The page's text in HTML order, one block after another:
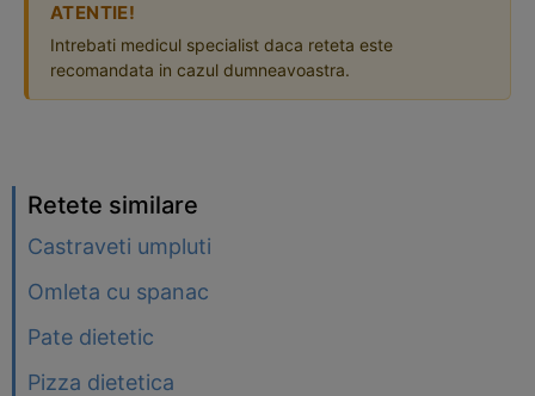
ATENTIE!
Intrebati medicul specialist daca reteta este
recomandata in cazul dumneavoastra.
Retete similare
Castraveti umpluti
Omleta cu spanac
Pate dietetic
Pizza dietetica